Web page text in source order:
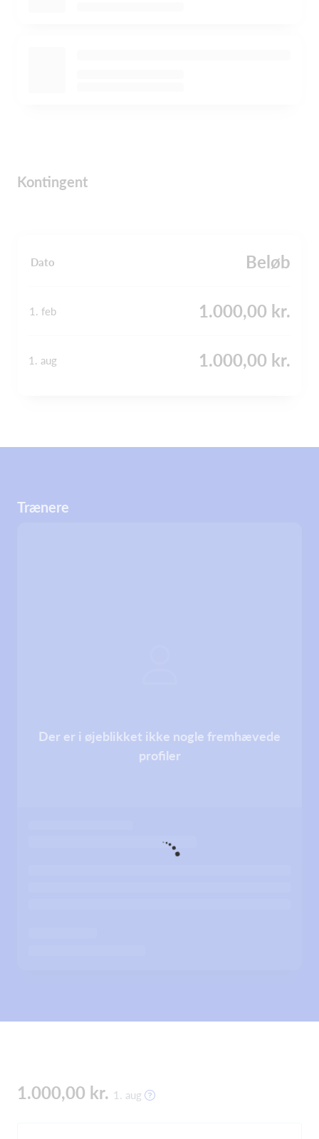
Kontingent
Dato Beløb
1. feb 1.000,00 kr.
1. aug 1.000,00 kr.
Trænere
Der er i øjeblikket ikke nogle fremhævede
profiler
1.000,00 kr. 1. aug